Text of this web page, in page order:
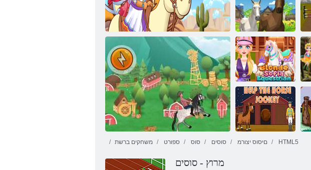
הרוד לש ינופה תאקתפרה
הרוד לש הלודגה
תדלוהה םוי
תאקתפרה
3d םיסוס
תחפשמל םייח
ילעב רוטלומיס
תינידנולב היפוס
תיפוס
משחקים ברשת ספורט סּוס סוסים םיסוס יצורמ HTML5
מרוץ - סוסים